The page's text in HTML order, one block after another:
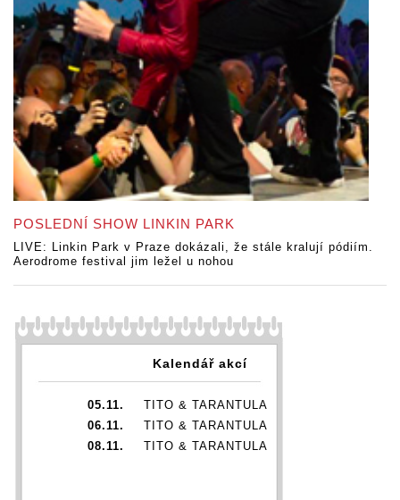
POSLEDNÍ SHOW LINKIN PARK
LIVE: Linkin Park v Praze dokázali, že stále kralují pódiím.
Aerodrome festival jim ležel u nohou
Kalendář akcí
05.11.
TITO & TARANTULA
06.11.
TITO & TARANTULA
08.11.
TITO & TARANTULA